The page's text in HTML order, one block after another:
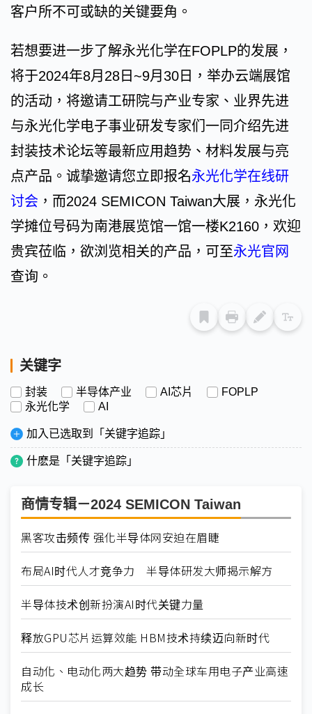
客户所不可或缺的关键要角。
若想要进一步了解永光化学在FOPLP的发展，
将于2024年8月28日~9月30日，举办云端展馆
的活动，将邀请工研院与产业专家、业界先进
与永光化学电子事业研发专家们一同介绍先进
封装技术论坛等最新应用趋势、材料发展与亮
点产品。诚挚邀请您立即报名永光化学在线研
讨会 ，而2024 SEMICON Taiwan大展，永光化
学摊位号码为南港展览馆一馆一楼K2160，欢迎
贵宾莅临，欲浏览相关的产品，可至永光官网
查询。
关键字
封装 半导体产业 AI芯片
FOPLP
永光化学
AI
加入已选取到「关键字追踪」
什麽是「关键字追踪」
商情专辑－2024 SEMICON Taiwan
黑客攻击频传 强化半导体网安迫在眉睫
布局AI时代人才竞争力 半导体研发大师揭示解方
半导体技术创新扮演AI时代关键力量
释放GPU芯片运算效能 HBM技术持续迈向新时代
自动化、电动化两大趋势 带动全球车用电子产业高速
成长